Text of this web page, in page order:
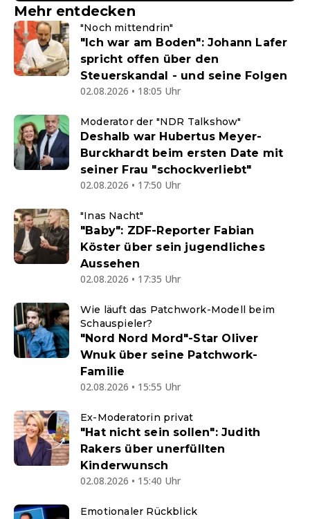
Mehr entdecken
"Noch mittendrin"
"Ich war am Boden": Johann Lafer
spricht offen über den
Steuerskandal - und seine Folgen
02.08.2026 • 18:05 Uhr
Moderator der "NDR Talkshow"
Deshalb war Hubertus Meyer-
Burckhardt beim ersten Date mit
seiner Frau "schockverliebt"
02.08.2026 • 17:50 Uhr
"Inas Nacht"
"Baby": ZDF-Reporter Fabian
Köster über sein jugendliches
Aussehen
02.08.2026 • 17:35 Uhr
Wie läuft das Patchwork-Modell beim
Schauspieler?
"Nord Nord Mord"-Star Oliver
Wnuk über seine Patchwork-
Familie
02.08.2026 • 15:55 Uhr
Ex-Moderatorin privat
"Hat nicht sein sollen": Judith
Rakers über unerfüllten
Kinderwunsch
02.08.2026 • 15:40 Uhr
Emotionaler Rückblick